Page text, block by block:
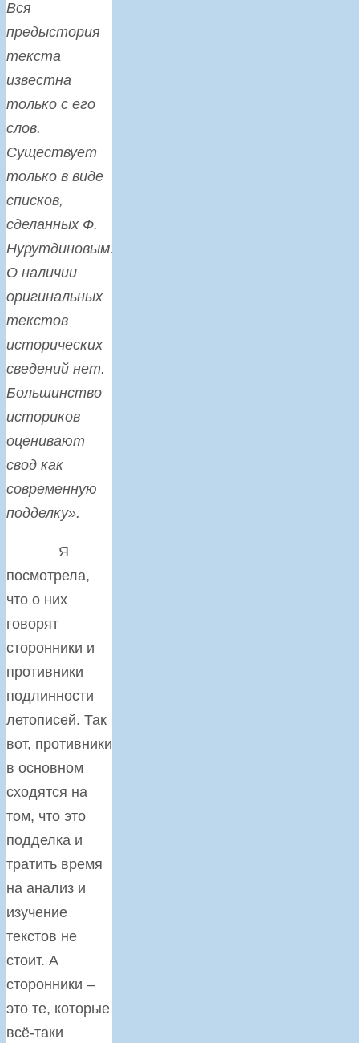
Вся
предыстория
текста
известна
только с его
слов.
Существует
только в виде
списков,
сделанных Ф.
Нурутдиновым.
О наличии
оригинальных
текстов
исторических
сведений нет.
Большинство
историков
оценивают
свод как
современную
подделку».
Я
посмотрела,
что о них
говорят
сторонники и
противники
подлинности
летописей. Так
вот, противники
в основном
сходятся на
том, что это
подделка и
тратить время
на анализ и
изучение
текстов не
стоит. А
сторонники –
это те, которые
всё-таки